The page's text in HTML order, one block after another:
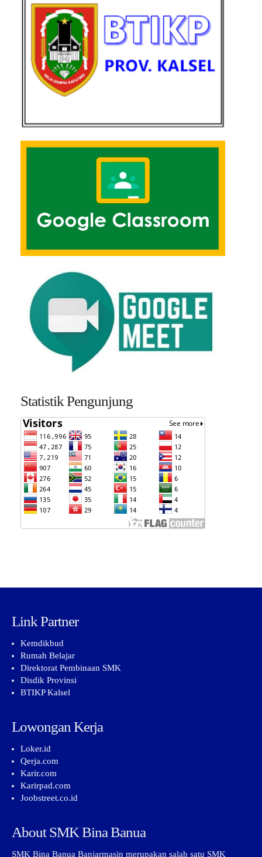
Statistik Pengunjung
Link Partner
Kemdikbud
Rumah Belajar
Direktorat Pembinaan SMK
Disdik Provinsi
BTIKP Kalsel
Lowongan Kerja
Loker.id
Qerja.com
Karir.com
Karirpad.com
Joobstreet.co.id
About SMK Bina Banua
SMK Bina Banua Banjarmasin merupakan salah satu SMK